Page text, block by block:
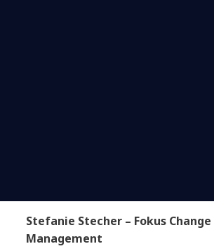
Stefanie Stecher – Fokus Change
Management